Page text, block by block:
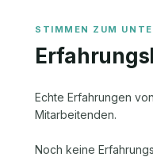
Echte Erfahrungen
Mitarbeitenden.
Noch keine